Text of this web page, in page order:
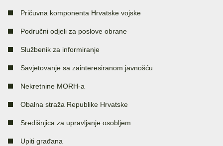
Pričuvna komponenta Hrvatske vojske
Područni odjeli za poslove obrane
Službenik za informiranje
Savjetovanje sa zainteresiranom javnošću
Nekretnine MORH-a
Obalna straža Republike Hrvatske
Središnjica za upravljanje osobljem
Upiti građana